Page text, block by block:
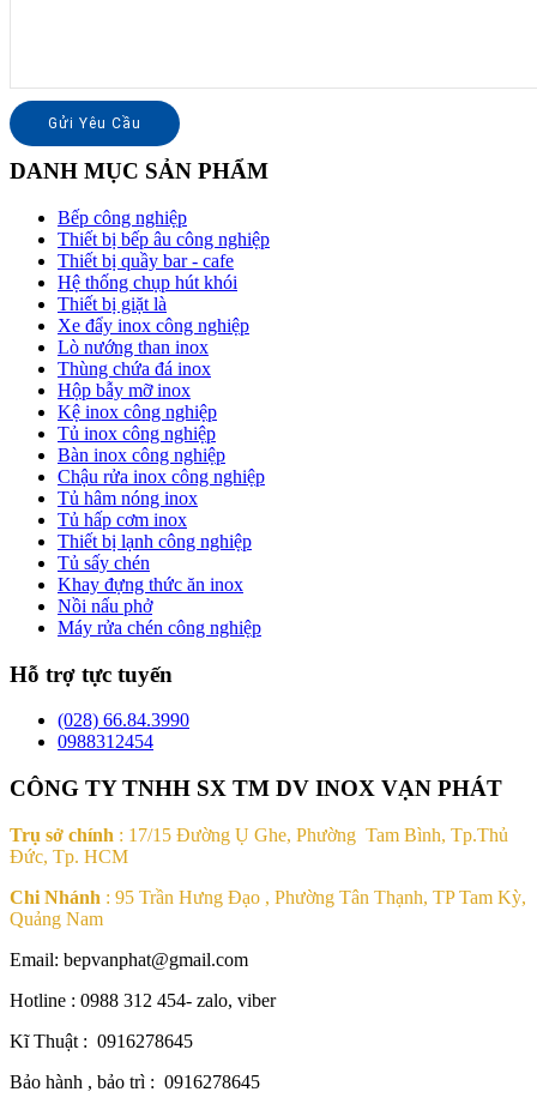
DANH MỤC SẢN PHẨM
Bếp công nghiệp
Thiết bị bếp âu công nghiệp
Thiết bị quầy bar - cafe
Hệ thống chụp hút khói
Thiết bị giặt là
Xe đẩy inox công nghiệp
Lò nướng than inox
Thùng chứa đá inox
Hộp bẫy mỡ inox
Kệ inox công nghiệp
Tủ inox công nghiệp
Bàn inox công nghiệp
Chậu rửa inox công nghiệp
Tủ hâm nóng inox
Tủ hấp cơm inox
Thiết bị lạnh công nghiệp
Tủ sấy chén
Khay đựng thức ăn inox
Nồi nấu phở
Máy rửa chén công nghiệp
Hỗ trợ tực tuyến
(028) 66.84.3990
0988312454
CÔNG TY TNHH SX TM DV INOX VẠN PHÁT
Trụ sở chính : 17/15 Đường Ụ Ghe, Phường Tam Bình, Tp.Thủ
Đức, Tp. HCM
Chi Nhánh : 95 Trần Hưng Đạo , Phường Tân Thạnh, TP Tam Kỳ,
Quảng Nam
Email: bepvanphat@gmail.com
Hotline : 0988 312 454- zalo, viber
Kĩ Thuật : 0916278645
Bảo hành , bảo trì : 0916278645